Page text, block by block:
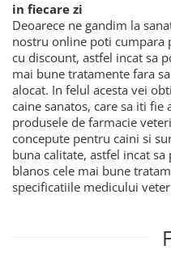
in fiecare zi
Deoarece ne gandim la
nostru online poti cumpara
cu discount, astfel incat sa
mai bune tratamente fara
alocat. In felul acesta vei
caine sanatos, care sa iti
produsele de farmacie
concepute pentru caini si
buna calitate, astfel incat
blanos cele mai bune
specificatiile medicului